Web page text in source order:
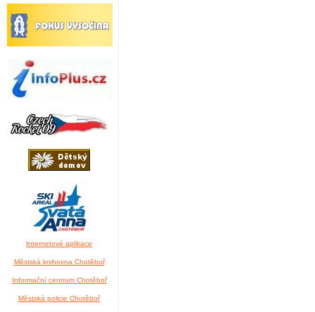
Internetové aplikace
Městská knihovna Chotěboř
Informační centrum Chotěboř
Městská policie Chotěboř